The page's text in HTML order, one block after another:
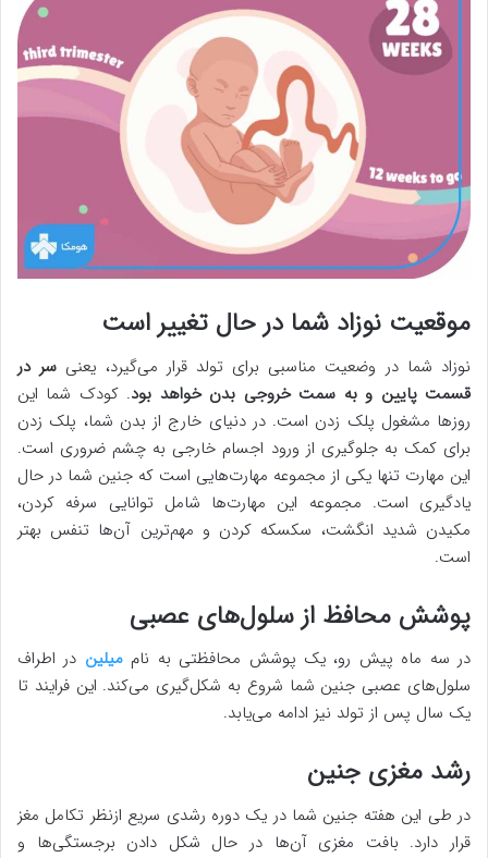
موقعیت نوزاد شما در حال تغییر است
نوزاد شما در وضعیت مناسبی برای تولد قرار می‌گیرد، یعنی سر در
قسمت پایین و به سمت خروجی بدن خواهد بود. کودک شما این
روزها مشغول پلک زدن است. در دنیای خارج از بدن شما، پلک زدن
برای کمک به جلوگیری از ورود اجسام خارجی به چشم ضروری است.
این مهارت تنها یکی از مجموعه مهارت‌هایی است که جنین شما در حال
یادگیری است. مجموعه این مهارت‌ها شامل توانایی سرفه کردن،
مکیدن شدید انگشت، سکسکه کردن و مهم‌ترین آن‌ها تنفس بهتر
است.
پوشش محافظ از سلول‌های عصبی
در سه ماه پیش رو، یک پوشش محافظتی به ناممیلین در اطراف
سلول‌های عصبی جنین شما شروع به شکل‌گیری می‌کند. این فرایند تا
یک سال پس از تولد نیز ادامه می‌یابد.
رشد مغزی جنین
در طی این هفته جنین شما در یک دوره رشدی سریع ازنظر تکامل مغز
قرار دارد. بافت مغزی آن‌ها در حال شکل دادن برجستگی‌ها و